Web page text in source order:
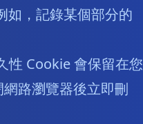
如，記錄某個部分的
性 Cookie 會保留在您
路瀏覽器後立即刪